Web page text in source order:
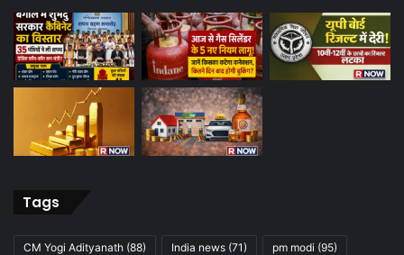
Tags
CM Yogi Adityanath (88) India news (71) pm modi (95)